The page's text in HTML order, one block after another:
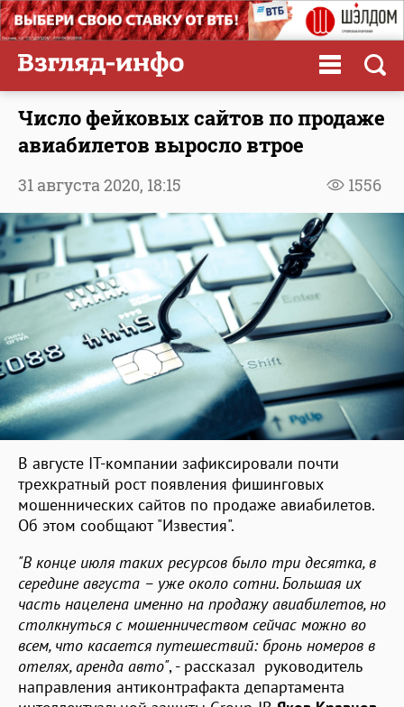
Число фейковых сайтов по продаже
авиабилетов выросло втрое
1556
31 августа 2020, 18:15
В августе IT-компании зафиксировали почти
трехкратный рост появления фишинговых
мошеннических сайтов по продаже авиабилетов.
Об этом сообщают "Известия".
"В конце июля таких ресурсов было три десятка, в
середине августа – уже около сотни. Большая их
часть нацелена именно на продажу авиабилетов, но
столкнуться с мошенничеством сейчас можно во
всем, что касается путешествий: бронь номеров в
отелях, аренда авто", - рассказал руководитель
направления антиконтрафакта департамента